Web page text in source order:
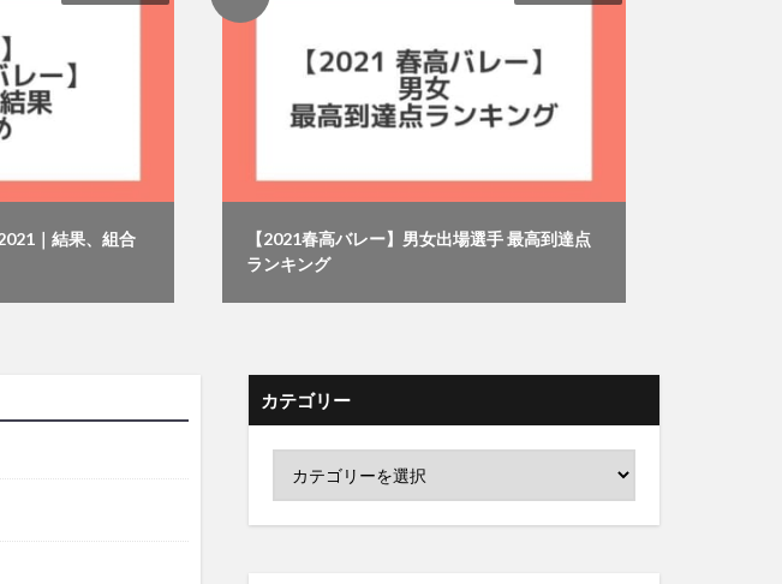
｜結果、組合
【2021春高バレー】男女出場選手 最高到達点
ランキング
カテゴリー